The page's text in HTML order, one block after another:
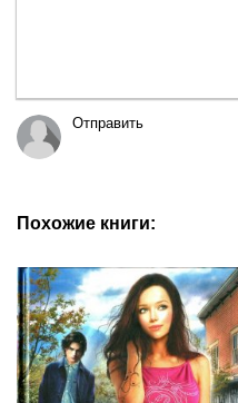
Отправить
Похожие книги: